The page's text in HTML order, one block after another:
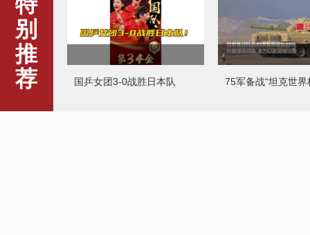
别
推
荐
国乒女团3-0战胜日本队 75军备战“坦克世界